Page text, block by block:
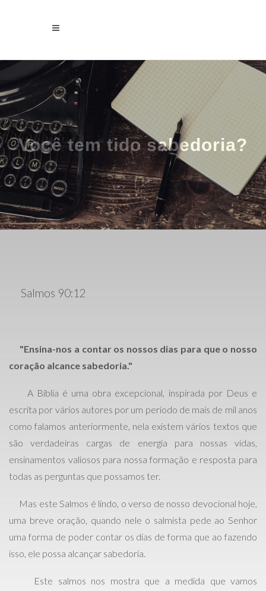
Você tem tido sabedoria?
Salmos 90:12
"Ensina-nos a contar os nossos dias para que o nosso
coração alcance sabedoria."
A Bíblia é uma obra excepcional, inspirada por Deus e
escrita por vários autores por um período de mais de mil anos
como falamos anteriormente, nela existem vários textos que
são verdadeiras cargas de energia para nossas vidas,
ensinamentos valiosos para nossa formação e resposta para
todas as perguntas que possamos ter.
Mas este Salmos é lindo, o verso de nosso devocional hoje,
uma breve oração, quando nele o salmista pede ao Senhor
uma forma de poder contar os dias de forma que ao fazendo
isso, ele possa alcançar sabedoria.
Este salmos nos mostra que a medida que vamos